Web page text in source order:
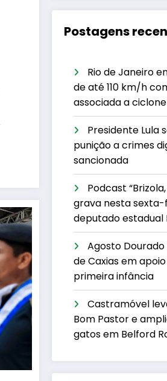
Postagens
Rio de Janeiro
de até 110 km/h
associada a ciclone
Presidente Lula
punição a crimes
sancionada
Podcast
grava nesta
deputado estadual
Agosto Dourado
de Caxias em
primeira infância
Castramóvel
Bom Pastor e
gatos em Belford